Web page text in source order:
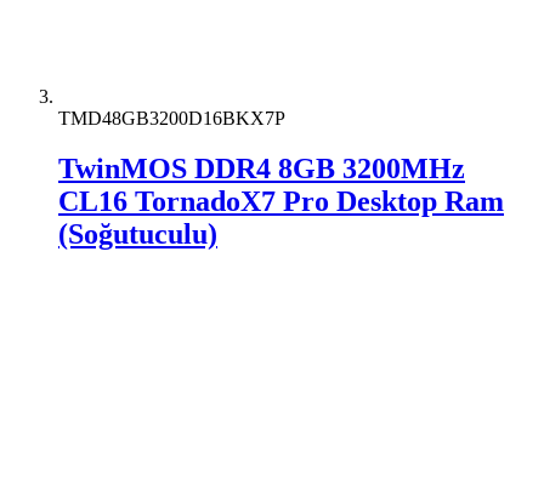
TMD48GB3200D16BKX7P
TwinMOS DDR4 8GB 3200MHz
CL16 TornadoX7 Pro Desktop Ram
(Soğutuculu)